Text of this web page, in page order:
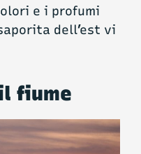
e i profumi
dell’est vi
fiume